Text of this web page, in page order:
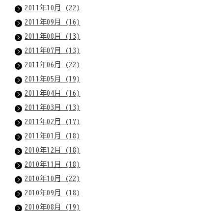
2011年10月 (22)
2011年09月 (16)
2011年08月 (13)
2011年07月 (13)
2011年06月 (22)
2011年05月 (19)
2011年04月 (16)
2011年03月 (13)
2011年02月 (17)
2011年01月 (18)
2010年12月 (18)
2010年11月 (18)
2010年10月 (22)
2010年09月 (18)
2010年08月 (19)